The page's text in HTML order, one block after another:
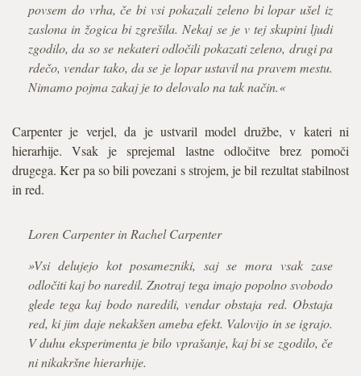
povsem do vrha, če bi vsi pokazali zeleno bi lopar ušel iz
zaslona in žogica bi zgrešila. Nekaj se je v tej skupini ljudi
zgodilo, da so se nekateri odločili pokazati zeleno, drugi pa
rdečo, vendar tako, da se je lopar ustavil na pravem mestu.
Nimamo pojma zakaj je to delovalo na tak način.«
Carpenter je verjel, da je ustvaril model družbe, v kateri ni
hierarhije. Vsak je sprejemal lastne odločitve brez pomoči
drugega. Ker pa so bili povezani s strojem, je bil rezultat stabilnost
in red.
Loren Carpenter in Rachel Carpenter
»Vsi delujejo kot posamezniki, saj se mora vsak zase
odločiti kaj bo naredil. Znotraj tega imajo popolno svobodo
glede tega kaj bodo naredili, vendar obstaja red. Obstaja
red, ki jim daje nekakšen ameba efekt. Valovijo in se igrajo.
V duhu eksperimenta je bilo vprašanje, kaj bi se zgodilo, če
ni nikakršne hierarhije.